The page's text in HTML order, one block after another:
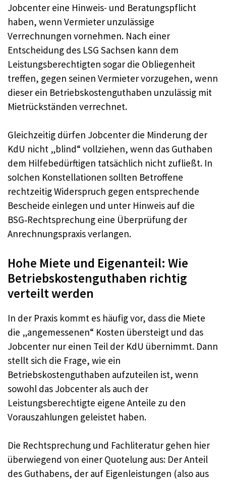
Jobcenter eine Hinweis- und Beratungspflicht
haben, wenn Vermieter unzulässige
Verrechnungen vornehmen. Nach einer
Entscheidung des LSG Sachsen kann dem
Leistungsberechtigten sogar die Obliegenheit
treffen, gegen seinen Vermieter vorzugehen, wenn
dieser ein Betriebskostenguthaben unzulässig mit
Mietrückständen verrechnet.
Gleichzeitig dürfen Jobcenter die Minderung der
KdU nicht „blind“ vollziehen, wenn das Guthaben
dem Hilfebedürftigen tatsächlich nicht zufließt. In
solchen Konstellationen sollten Betroffene
rechtzeitig Widerspruch gegen entsprechende
Bescheide einlegen und unter Hinweis auf die
BSG‑Rechtsprechung eine Überprüfung der
Anrechnungspraxis verlangen.
Hohe Miete und Eigenanteil: Wie
Betriebskostenguthaben richtig
verteilt werden
In der Praxis kommt es häufig vor, dass die Miete
die „angemessenen“ Kosten übersteigt und das
Jobcenter nur einen Teil der KdU übernimmt. Dann
stellt sich die Frage, wie ein
Betriebskostenguthaben aufzuteilen ist, wenn
sowohl das Jobcenter als auch der
Leistungsberechtigte eigene Anteile zu den
Vorauszahlungen geleistet haben.
Die Rechtsprechung und Fachliteratur gehen hier
überwiegend von einer Quotelung aus: Der Anteil
des Guthabens, der auf Eigenleistungen (also aus